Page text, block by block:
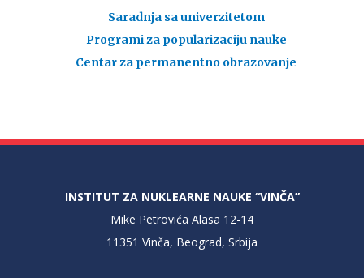
Saradnja sa univerzitetom
Programi za popularizaciju nauke
Centar za permanentno obrazovanje
INSTITUT ZA NUKLEARNE NAUKE “VINČA”
Mike Petrovića Alasa 12-14
11351 Vinča, Beograd, Srbija